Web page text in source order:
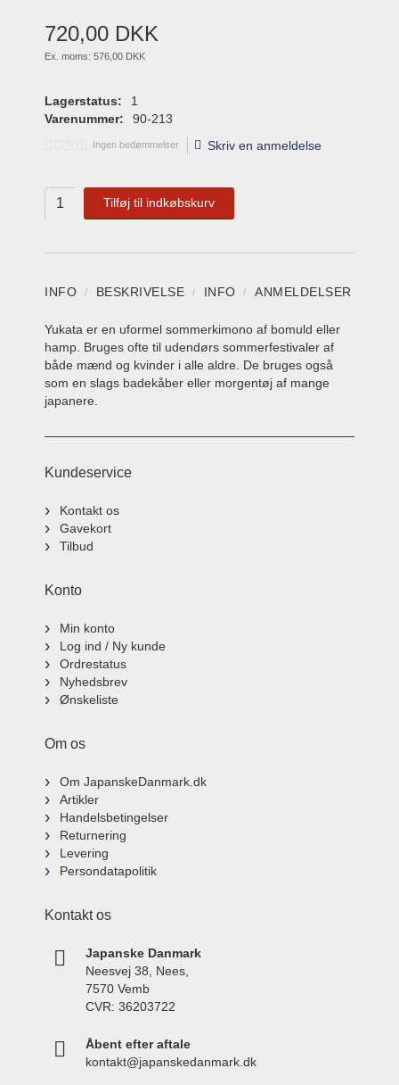
720,00 DKK
Ex. moms: 576,00 DKK
Lagerstatus:
1
Varenummer:
90-213
Ingen bedømmelser Skriv en anmeldelse
Tilføj til indkøbskurv
INFO BESKRIVELSE INFO ANMELDELSER
Yukata er en uformel sommerkimono af bomuld eller
hamp. Bruges ofte til udendørs sommerfestivaler af
både mænd og kvinder i alle aldre. De bruges også
som en slags badekåber eller morgentøj af mange
japanere.
Kundeservice
Kontakt os
Gavekort
Tilbud
Konto
Min konto
Log ind / Ny kunde
Ordrestatus
Nyhedsbrev
Ønskeliste
Om os
Om JapanskeDanmark.dk
Artikler
Handelsbetingelser
Returnering
Levering
Persondatapolitik
Kontakt os
Japanske Danmark
Neesvej 38, Nees,
7570 Vemb
CVR: 36203722
Åbent efter aftale
kontakt@japanskedanmark.dk